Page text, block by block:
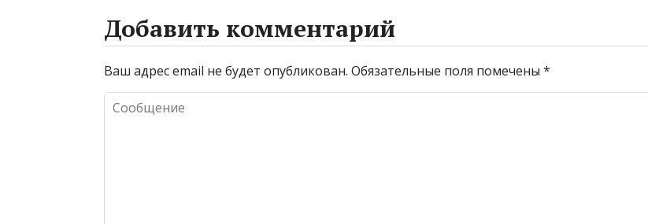
Добавить комментарий
Ваш адрес email не будет опубликован. Обязательные поля помечены *